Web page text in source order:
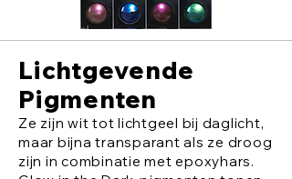
Lichtgevende
Pigmenten
Ze zijn wit tot lichtgeel bij daglicht,
maar bijna transparant als ze droog
zijn in combinatie met epoxyhars.